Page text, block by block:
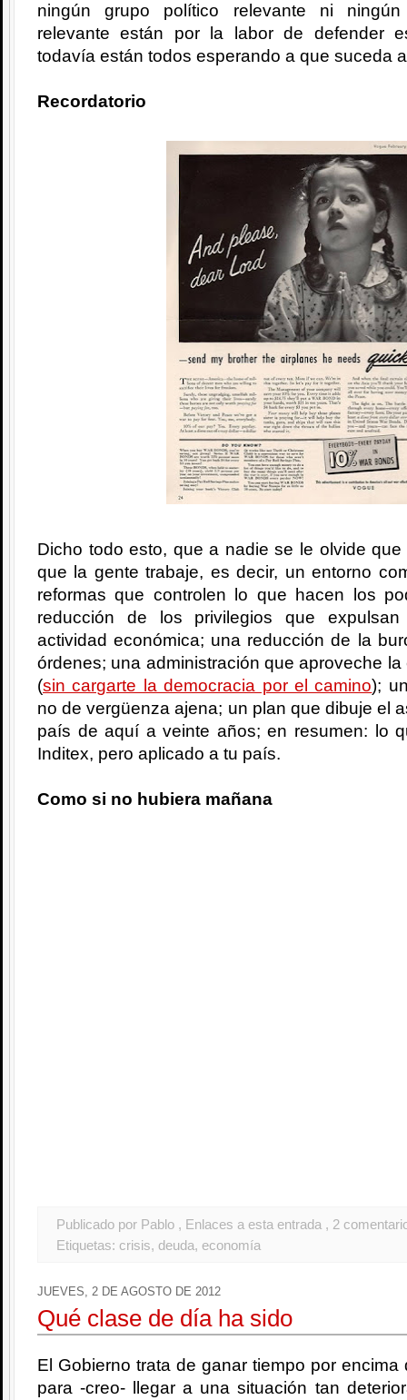
ningún grupo político relevante ni
relevante están por la labor de defender
todavía están todos esperando a que suceda
Recordatorio
Dicho todo esto, que a nadie se le olvide
que la gente trabaje, es decir, un entorno
reformas que controlen lo que hacen los
reducción de los privilegios que
actividad económica; una reducción de la
órdenes; una administración que aproveche
(sin cargarte la democracia por el camino);
no de vergüenza ajena; un plan que dibuje el
país de aquí a veinte años; en resumen: lo
Inditex, pero aplicado a tu país.
Como si no hubiera mañana
Publicado por Pablo , Enlaces a esta entrada , 2
Etiquetas: crisis, deuda, economía
JUEVES, 2 DE AGOSTO DE 2012
Qué clase de día ha sido
El Gobierno trata de ganar tiempo por
para -creo- llegar a una situación tan